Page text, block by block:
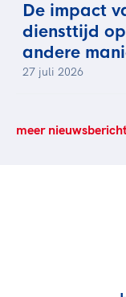
meer
De impact
diensttijd op
andere
27 juli 2026